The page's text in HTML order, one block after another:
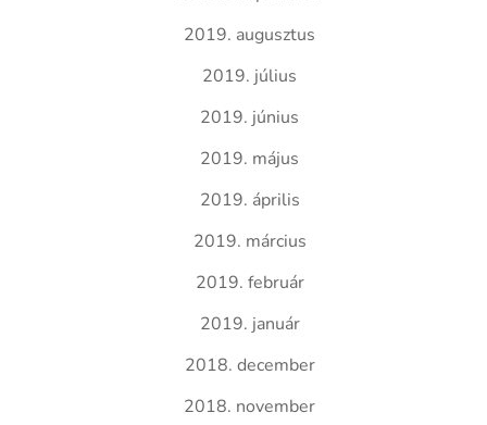
2019. augusztus
2019. július
2019. június
2019. május
2019. április
2019. március
2019. február
2019. január
2018. december
2018. november